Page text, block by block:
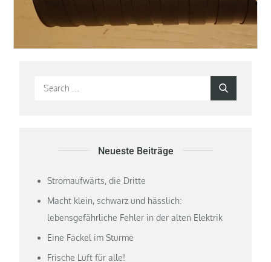
Search
Neueste Beiträge
Stromaufwärts, die Dritte
Macht klein, schwarz und hässlich:
lebensgefährliche Fehler in der alten Elektrik
Eine Fackel im Sturme
Frische Luft für alle!